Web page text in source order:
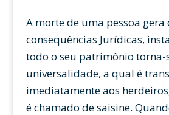
A morte de uma pessoa gera
consequências Jurídicas,
todo o seu patrimônio torna-
universalidade, a qual é
imediatamente aos
é chamado de saisine.